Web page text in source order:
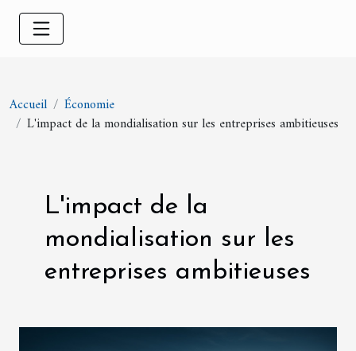
Accueil
Économie
L'impact de la mondialisation sur les entreprises ambitieuses
L'impact de la
mondialisation sur les
entreprises ambitieuses